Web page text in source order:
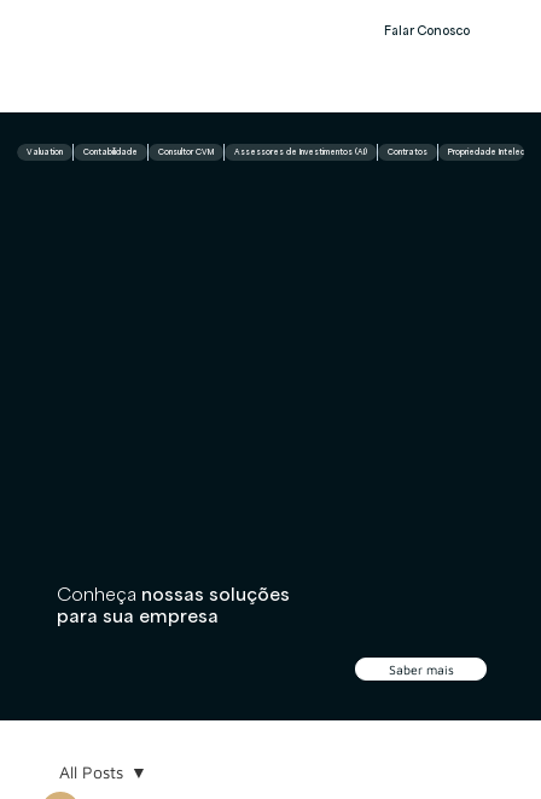
Falar Conosco
Conheça nossas soluções
para sua empresa
Saber mais
Valuation Contabilidade Consultor CVM Assessores de Investimentos (AI) Contratos Propriedade Intelectual
All Posts